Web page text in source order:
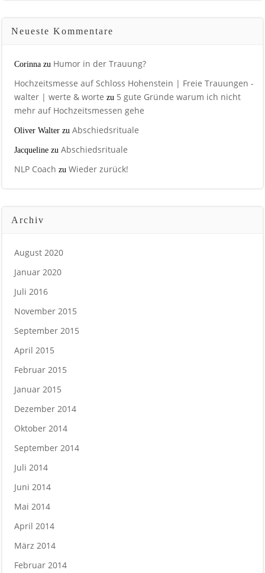
Neueste Kommentare
Corinna zu Humor in der Trauung?
Hochzeitsmesse auf Schloss Hohenstein | Freie Trauungen -
walter | werte & worte zu 5 gute Gründe warum ich nicht
mehr auf Hochzeitsmessen gehe
Oliver Walter zu Abschiedsrituale
Jacqueline zu Abschiedsrituale
NLP Coach zu Wieder zurück!
Archiv
August 2020
Januar 2020
Juli 2016
November 2015
September 2015
April 2015
Februar 2015
Januar 2015
Dezember 2014
Oktober 2014
September 2014
Juli 2014
Juni 2014
Mai 2014
April 2014
März 2014
Februar 2014